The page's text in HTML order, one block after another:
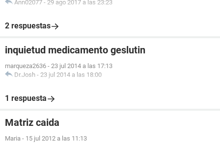
Ann02077 - 29 ago 2017 a las 23:23
2 respuestas
inquietud medicamento geslutin
marqueza2636 - 23 jul 2014 a las 17:13
Dr.Josh - 23 jul 2014 a las 18:00
1 respuesta
Matriz caida
Maria - 15 jul 2012 a las 11:13